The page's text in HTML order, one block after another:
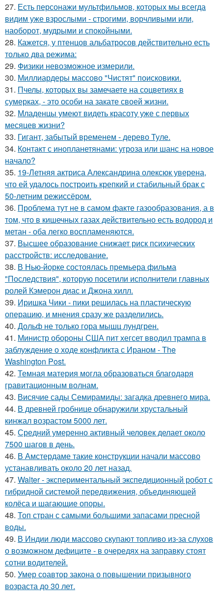
27. Есть персонажи мультфильмов, которых мы всегда
видим уже взрослыми - строгими, ворчливыми или,
наоборот, мудрыми и спокойными.
28. Кажется, у птенцов альбатросов действительно есть
только два режима:
29. Физики невозможное измерили.
30. Миллиардеры массово "Чистят" поисковики.
31. Пчелы, которых вы замечаете на соцветиях в
сумерках, - это особи на закате своей жизни.
32. Младенцы умеют видеть красоту уже с первых
месяцев жизни?
33. Гигант, забытый временем - дерево Туле.
34. Контакт с инопланетянами: угроза или шанс на новое
начало?
35. 19-Летняя актриса Александрина олексюк уверена,
что ей удалось построить крепкий и стабильный брак с
50-летним режиссёром.
36. Проблема тут не в самом факте газообразования, а в
том, что в кишечных газах действительно есть водород и
метан - оба легко воспламеняются.
37. Высшее образование снижает риск психических
расстройств: исследование.
38. В Нью-йорке состоялась премьера фильма
"Последствия", которую посетили исполнители главных
ролей Кэмерон диас и Джона хилл.
39. Иришка Чики - пики решилась на пластическую
операцию, и мнения сразу же разделились.
40. Дольф не только гора мышц лундгрен.
41. Министр обороны США пит хегсет вводил трампа в
заблуждение о ходе конфликта с Ираном - The
Washington Post.
42. Темная материя могла образоваться благодаря
гравитационным волнам.
43. Висячие сады Семирамиды: загадка древнего мира.
44. В древней гробнице обнаружили хрустальный
кинжал возрастом 5000 лет.
45. Средний умеренно активный человек делает около
7500 шагов в день.
46. В Амстердаме такие конструкции начали массово
устанавливать около 20 лет назад.
47. Walter - экспериментальный экспедиционный робот с
гибридной системой передвижения, объединяющей
колёса и шагающие опоры.
48. Топ стран с самыми большими запасами пресной
воды.
49. В Индии люди массово скупают топливо из-за слухов
о возможном дефиците - в очередях на заправку стоят
сотни водителей.
50. Умер соавтор закона о повышении призывного
возраста до 30 лет.